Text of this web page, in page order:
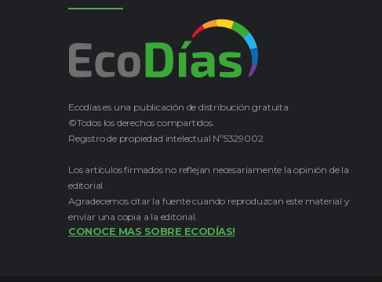
Ecodías es una publicación de distribución gratuita.
©Todos los derechos compartidos.
Registro de propiedad intelectual Nº5329002
Los artículos firmados no reflejan necesariamente la opinión de la
editorial.
Agradecemos citar la fuente cuando reproduzcan este material y
enviar una copia a la editorial.
CONOCE MAS SOBRE ECODÍAS!